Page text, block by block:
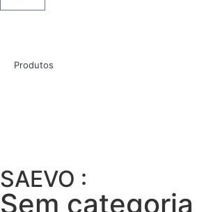
Produtos
SAEVO :
Sem categoria